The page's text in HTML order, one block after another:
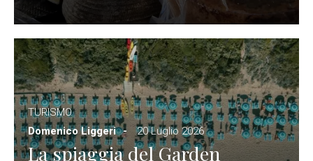
TURISMO
Domenico Liggeri
20 Luglio 2026
La spiaggia del Garden